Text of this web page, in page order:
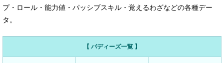
プ・ロール・能力値・パッシブスキル・覚えるわざなどの各種デー
タ。
【 バディーズ一覧 】